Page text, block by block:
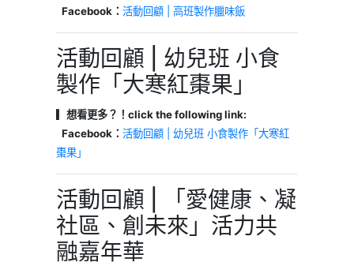
Facebook： 活動回顧 | 高班製作臘味飯
活動回顧 | 幼兒班 小食
製作「大寒紅棗果」
▎想看更多？！click the following link:
Facebook： 活動回顧 | 幼兒班 小食製作「大寒紅
棗果」
活動回顧 | 「愛健康、凝
社區、創未來」活力共
融嘉年華